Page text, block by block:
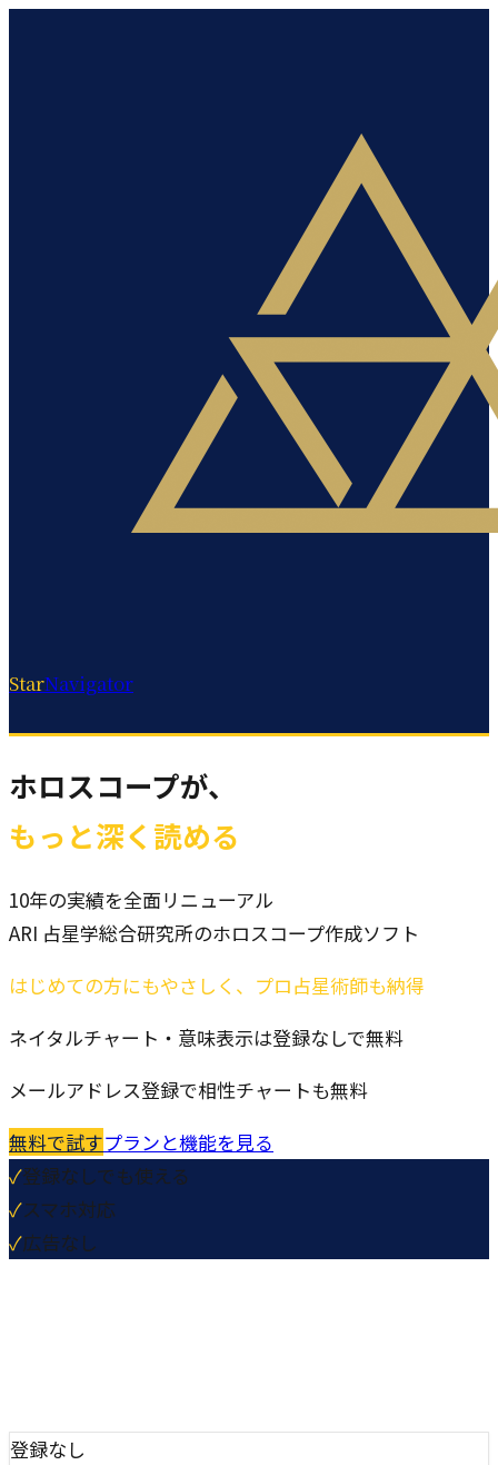
StarNavigator
ホロスコープが、
もっと深く読める
10年の実績を全面リニューアル
ARI 占星学総合研究所のホロスコープ作成ソフト
はじめての方にもやさしく、プロ占星術師も納得
ネイタルチャート・意味表示は登録なしで無料
メールアドレス登録で相性チャートも無料
無料で試すプランと機能を見る
✓登録なしでも使える
✓スマホ対応
✓広告なし
登録なし